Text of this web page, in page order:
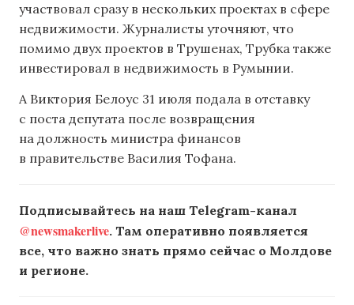
участвовал сразу в нескольких проектах в сфере
недвижимости. Журналисты уточняют, что
помимо двух проектов в Трушенах, Трубка также
инвестировал в недвижимость в Румынии.
А Виктория Белоус 31 июля подала в отставку
с поста депутата после возвращения
на должность министра финансов
в правительстве Василия Тофана.
Подписывайтесь на наш Telegram-канал
@newsmakerlive. Там оперативно появляется
все, что важно знать прямо сейчас о Молдове
и регионе.